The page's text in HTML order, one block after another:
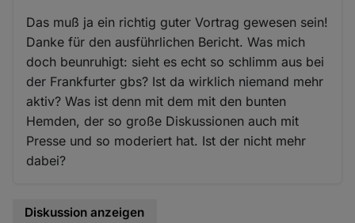
Das muß ja ein richtig guter Vortrag gewesen sein!
Danke für den ausführlichen Bericht. Was mich
doch beunruhigt: sieht es echt so schlimm aus bei
der Frankfurter gbs? Ist da wirklich niemand mehr
aktiv? Was ist denn mit dem mit den bunten
Hemden, der so große Diskussionen auch mit
Presse und so moderiert hat. Ist der nicht mehr
dabei?
Diskussion anzeigen